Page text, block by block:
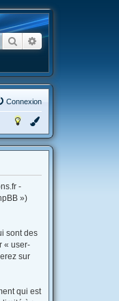
RechercherRecherche avancée
Connexion
-
»)
sont des
« user-
sur
qui est